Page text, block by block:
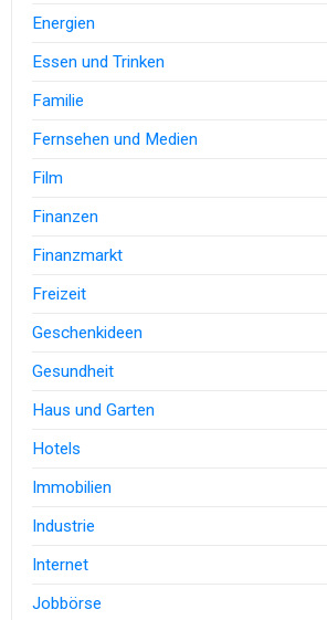
Energien
Essen und Trinken
Familie
Fernsehen und Medien
Film
Finanzen
Finanzmarkt
Freizeit
Geschenkideen
Gesundheit
Haus und Garten
Hotels
Immobilien
Industrie
Internet
Jobbörse